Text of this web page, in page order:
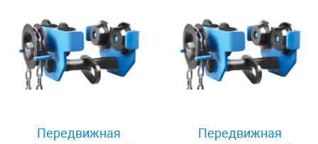
Передвижная
Передвижная